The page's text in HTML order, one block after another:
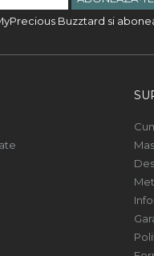
Buzztard si